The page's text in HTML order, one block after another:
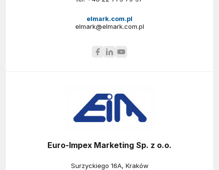
elmark.com.pl
elmark@elmark.com.pl
Euro-Impex Marketing Sp. z o.o.
Surzyckiego 16A, Kraków